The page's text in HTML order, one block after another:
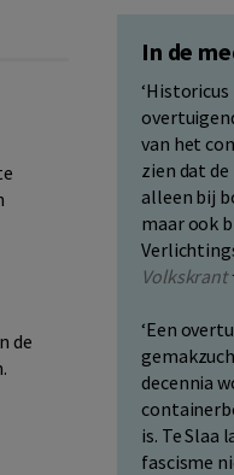
de
In de
van het
zien dat
alleen bij
maar ook
Volkskrant
‘Een
decennia
is. Te Slaa
fascisme